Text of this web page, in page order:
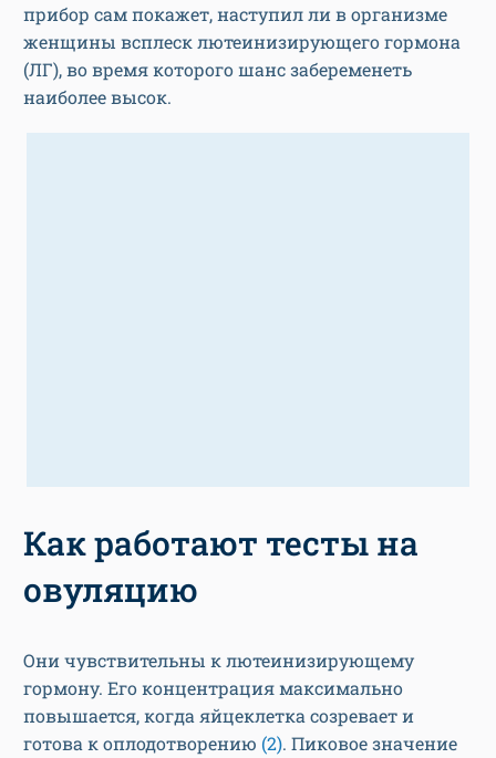
прибор сам покажет, наступил ли в организме
женщины всплеск лютеинизирующего гормона
(ЛГ), во время которого шанс забеременеть
наиболее высок.
Как работают тесты на
овуляцию
Они чувствительны к лютеинизирующему
гормону. Его концентрация максимально
повышается, когда яйцеклетка созревает и
готова к оплодотворению (2). Пиковое значение